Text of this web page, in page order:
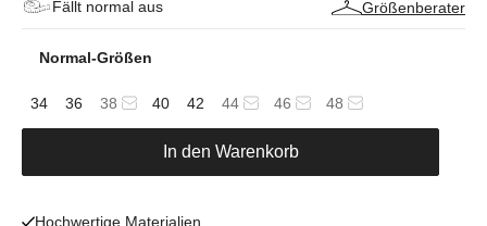
Fällt normal aus Größenberater
Normal-Größen
34 36 38 40 42 44 46 48
In den Warenkorb
Hochwertige Materialien